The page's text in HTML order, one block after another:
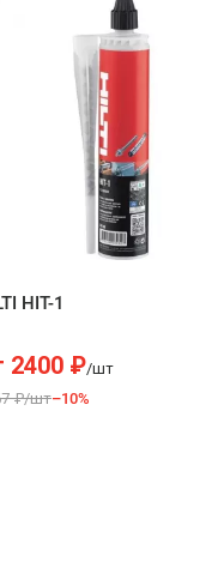
HIT-1
2400₽/шт
₽/шт–10%